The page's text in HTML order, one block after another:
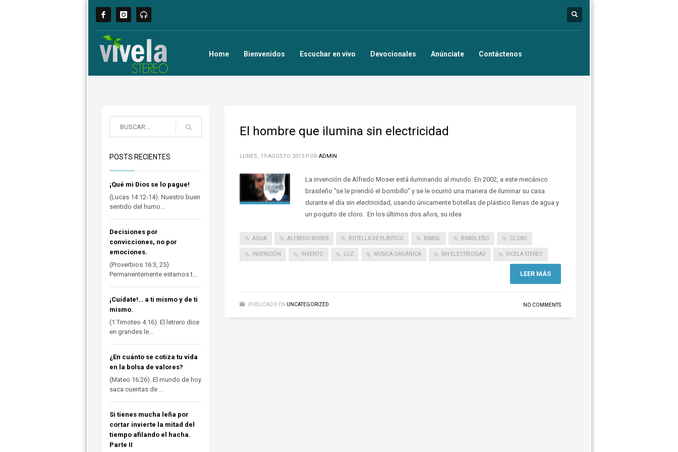
Home Bienvenidos Escuchar en vivo Devocionales Anúnciate Contáctenos
El hombre que ilumina sin electricidad
LUNES, 19 AGOSTO 2013 POR ADMIN
La invención de Alfredo Moser está iluminando al mundo. En 2002, a este mecánico
brasileño "se le prendió el bombillo" y se le ocurrió una manera de iluminar su casa
durante el día sin electricidad, usando únicamente botellas de plástico llenas de agua y
un poquito de cloro. En los últimos dos años, su idea
AGUA ALFREDO MOSER BOTELLA DE PLÁSTICO BRASIL BRASILEÑO CLORO
INVENCIÓN INVENTO LUZ MÚSICA ORGÁNICA SIN ELECTRICIDAD VICELA STEREO
LEER MÁS
PUBLICADO EN UNCATEGORIZED NO COMMENTS
POSTS RECIENTES
¡Qué mi Dios se lo pague!
(Lucas 14:12-14). Nuestro buen
sentido del humo...
Decisiones por
convicciones, no por
emociones.
(Proverbios 16:3, 25)
Permanentemente estamos t...
¡Cuídate!… a ti mismo y de ti
mismo.
(1 Timoteo 4:16). El letrero dice
en grandes le...
¿En cuánto se cotiza tu vida
en la bolsa de valores?
(Mateo 16:26). El mundo de hoy
saca cuentas de ...
Si tienes mucha leña por
cortar invierte la mitad del
tiempo afilando el hacha.
Parte II